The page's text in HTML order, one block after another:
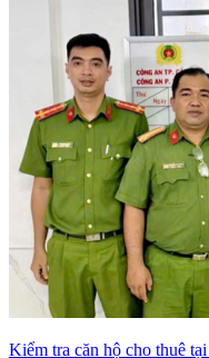
Kiểm tra căn hộ cho thuê